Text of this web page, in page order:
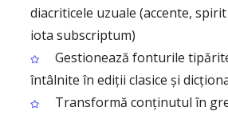
diacriticele uzuale (accente,
iota subscriptum)
Gestionează fonturile
întâlnite în ediții clasice și
Transformă conținutul în